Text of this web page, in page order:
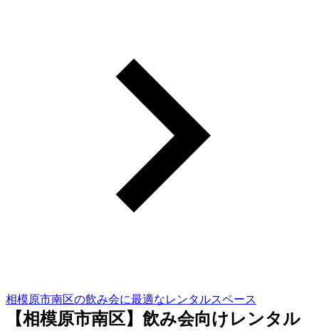
相模原市南区の飲み会に最適なレンタルスペース
【相模原市南区】飲み会向けレンタル